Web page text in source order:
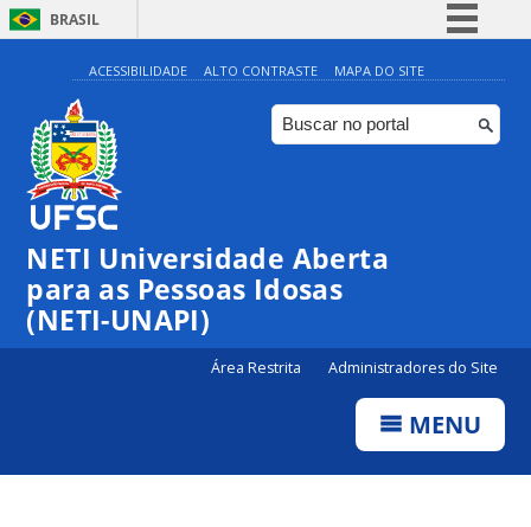
BRASIL
Simplifique!
Comunica BR
Participe
Canais
ACESSIBILIDADE ALTO CONTRASTE MAPA DO SITE
NETI Universidade Aberta
para as Pessoas Idosas
(NETI-UNAPI)
Área Restrita Administradores do Site
MENU